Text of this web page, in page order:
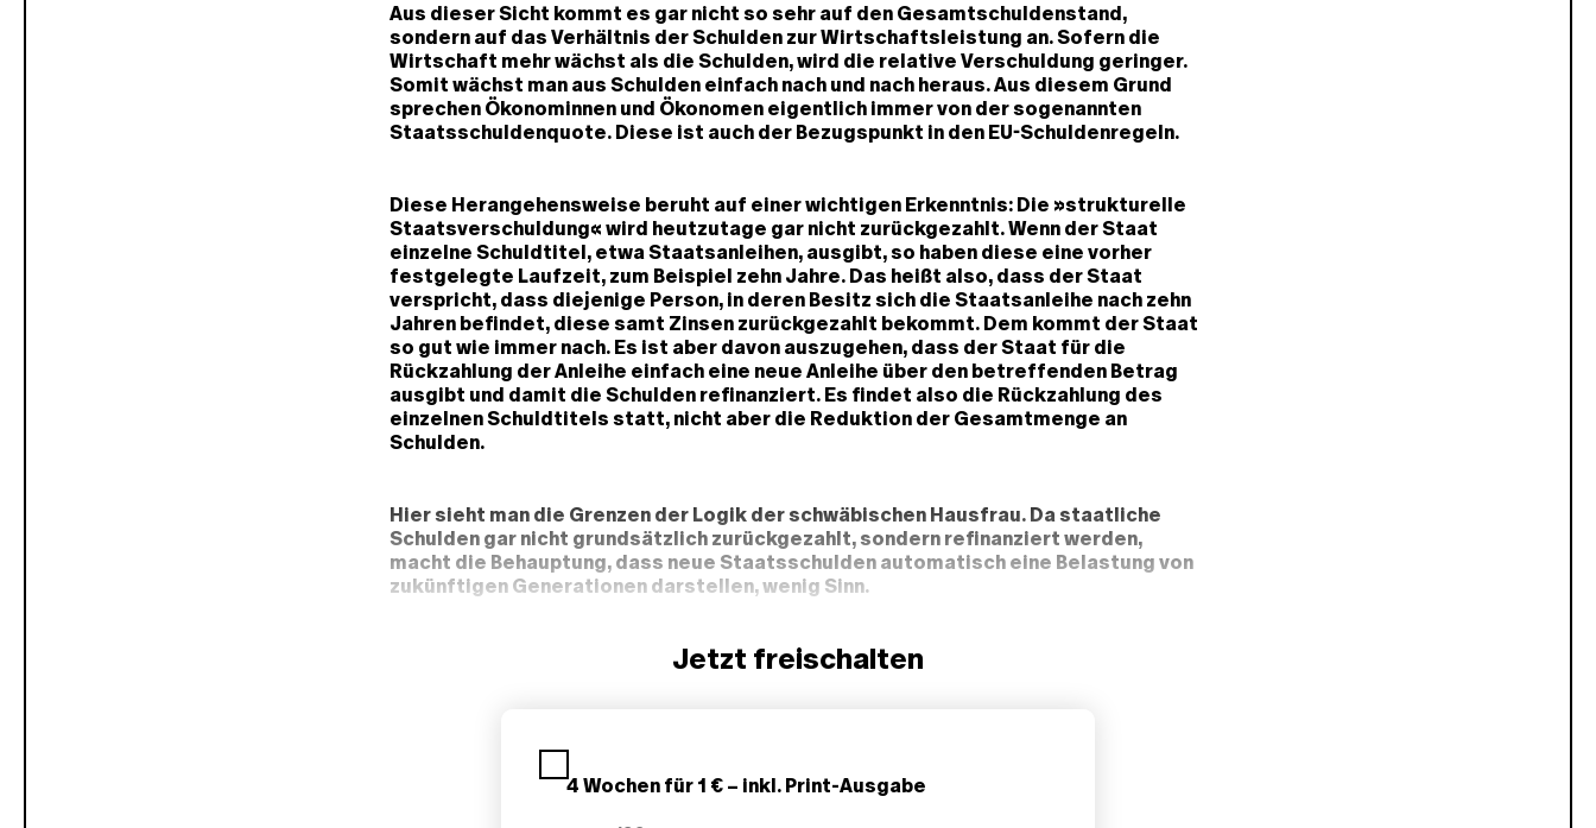
Aus dieser Sicht kommt es gar nicht so sehr auf den Gesamtschuldenstand,
sondern auf das Verhältnis der Schulden zur Wirtschaftsleistung an. Sofern die
Wirtschaft mehr wächst als die Schulden, wird die relative Verschuldung geringer.
Somit wächst man aus Schulden einfach nach und nach heraus. Aus diesem Grund
sprechen Ökonominnen und Ökonomen eigentlich immer von der sogenannten
Staatsschuldenquote. Diese ist auch der Bezugspunkt in den EU-Schuldenregeln.
Diese Herangehensweise beruht auf einer wichtigen Erkenntnis: Die »strukturelle
Staatsverschuldung« wird heutzutage gar nicht zurückgezahlt. Wenn der Staat
einzelne Schuldtitel, etwa Staatsanleihen, ausgibt, so haben diese eine vorher
festgelegte Laufzeit, zum Beispiel zehn Jahre. Das heißt also, dass der Staat
verspricht, dass diejenige Person, in deren Besitz sich die Staatsanleihe nach zehn
Jahren befindet, diese samt Zinsen zurückgezahlt bekommt. Dem kommt der Staat
so gut wie immer nach. Es ist aber davon auszugehen, dass der Staat für die
Rückzahlung der Anleihe einfach eine neue Anleihe über den betreffenden Betrag
ausgibt und damit die Schulden refinanziert. Es findet also die Rückzahlung des
einzelnen Schuldtitels statt, nicht aber die Reduktion der Gesamtmenge an
Schulden.
Hier sieht man die Grenzen der Logik der schwäbischen Hausfrau. Da staatliche
Schulden gar nicht grundsätzlich zurückgezahlt, sondern refinanziert werden,
macht die Behauptung, dass neue Staatsschulden automatisch eine Belastung von
zukünftigen Generationen darstellen, wenig Sinn.
Jetzt freischalten
4 Wochen für 1 € – inkl. Print-Ausgabe